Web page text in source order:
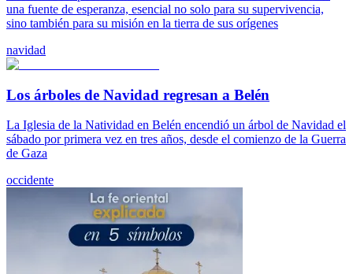
una fuente de esperanza, esencial no solo para su supervivencia,
sino también para su misión en la tierra de sus orígenes
navidad
Los árboles de Navidad regresan a Belén
La Iglesia de la Natividad en Belén encendió un árbol de Navidad el
sábado por primera vez en tres años, desde el comienzo de la Guerra
de Gaza
occidente